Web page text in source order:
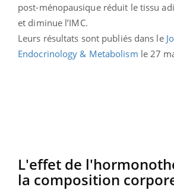
post-ménopausique réduit le tissu
et diminue l’IMC.
Leurs résultats sont publiés dans le
Endocrinology & Metabolism le 27
L'effet de
la composition